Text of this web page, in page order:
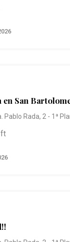
en San
Pablo Rada, 2 - 1ª